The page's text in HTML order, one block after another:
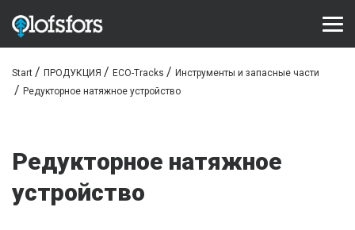
ПРОДУКЦИЯ
SharqEdges™
Bruxite™
Start ПРОДУКЦИЯ ECO-Tracks
Инструменты и запасные части
Редукторное натяжное устройство
Редукторное натяжное
устройство